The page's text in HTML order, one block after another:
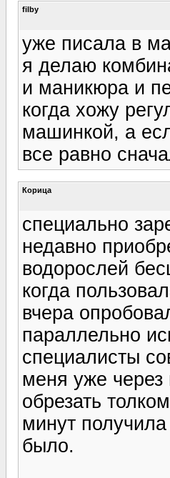
filby
уже писала в
я делаю
и маникюра и
когда хожу
машинкой, а
все равно
Корица
специально
недавно
водорослей
когда
вчера
параллельно
специалисты
меня уже через
обрезать
минут получила
было.